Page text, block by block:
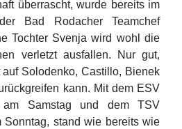
überrascht, wurde bereits im
Bad Rodacher Teamchef
Tochter Svenja wird wohl die
verletzt ausfallen. Nur gut,
Solodenko, Castillo, Bienek
kann. Mit dem ESV
am Samstag und dem TSV
Sonntag, stand wie bereits wie